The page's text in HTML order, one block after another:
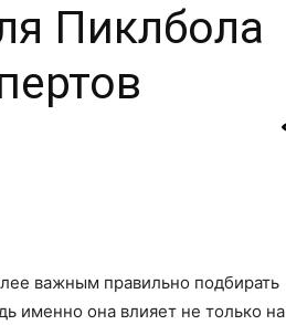
Пиклбола
важным правильно подбирать
именно она влияет не только на